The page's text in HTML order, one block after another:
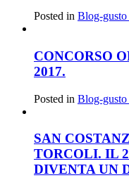
Posted in Blog-
CONCORSO
2017.
Posted in Blog-
SAN
TORCOLI. IL
DIVENTA UN